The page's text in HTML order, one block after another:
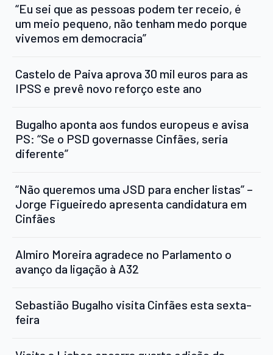
“Eu sei que as pessoas podem ter receio, é
um meio pequeno, não tenham medo porque
vivemos em democracia”
Castelo de Paiva aprova 30 mil euros para as
IPSS e prevê novo reforço este ano
Bugalho aponta aos fundos europeus e avisa
PS: “Se o PSD governasse Cinfães, seria
diferente”
“Não queremos uma JSD para encher listas” –
Jorge Figueiredo apresenta candidatura em
Cinfães
Almiro Moreira agradece no Parlamento o
avanço da ligação à A32
Sebastião Bugalho visita Cinfães esta sexta-
feira